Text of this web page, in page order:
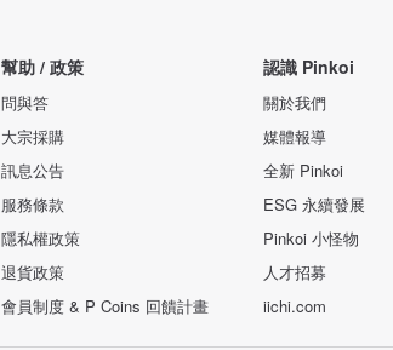
幫助 / 政策
問與答
大宗採購
訊息公告
服務條款
隱私權政策
退貨政策
會員制度 & P Coins 回饋計畫
認識 Pinkoi
關於我們
媒體報導
全新 Pinkoi
ESG 永續發展
Pinkoi 小怪物
人才招募
iichi.com